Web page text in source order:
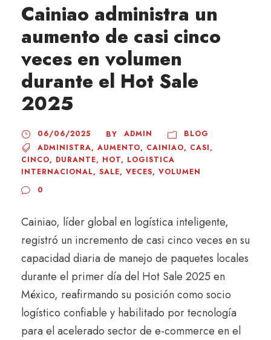
Cainiao administra un
aumento de casi cinco
veces en volumen
durante el Hot Sale
2025
06/06/2025 BY ADMIN
BLOG
ADMINISTRA, AUMENTO, CAINIAO, CASI,
CINCO, DURANTE, HOT, LOGISTICA
INTERNACIONAL, SALE, VECES, VOLUMEN
0
Cainiao, líder global en logística inteligente,
registró un incremento de casi cinco veces en su
capacidad diaria de manejo de paquetes locales
durante el primer día del Hot Sale 2025 en
México, reafirmando su posición como socio
logístico confiable y habilitado por tecnología
para el acelerado sector de e-commerce en el